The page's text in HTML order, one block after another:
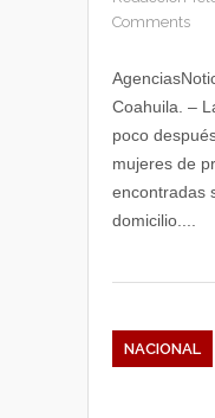
Comments
Coahuila. –
poco
mujeres de
encontradas
domicilio....
NACIONAL